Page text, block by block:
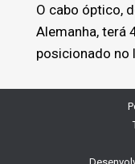
O cabo óptico,
Alemanha, terá
posicionado no